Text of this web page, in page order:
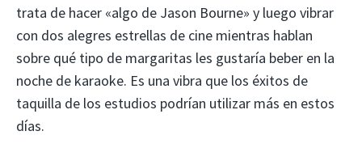
trata de hacer «algo de Jason Bourne» y luego vibrar
con dos alegres estrellas de cine mientras hablan
sobre qué tipo de margaritas les gustaría beber en la
noche de karaoke. Es una vibra que los éxitos de
taquilla de los estudios podrían utilizar más en estos
días.